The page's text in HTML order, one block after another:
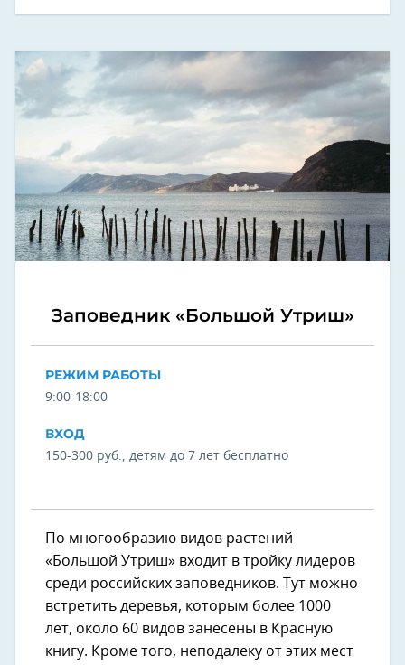
Заповедник «Большой Утриш»
РЕЖИМ РАБОТЫ
9:00-18:00
ВХОД
150-300 руб., детям до 7 лет бесплатно
По многообразию видов растений
«Большой Утриш» входит в тройку лидеров
среди российских заповедников. Тут можно
встретить деревья, которым более 1000
лет, около 60 видов занесены в Красную
книгу. Кроме того, неподалеку от этих мест